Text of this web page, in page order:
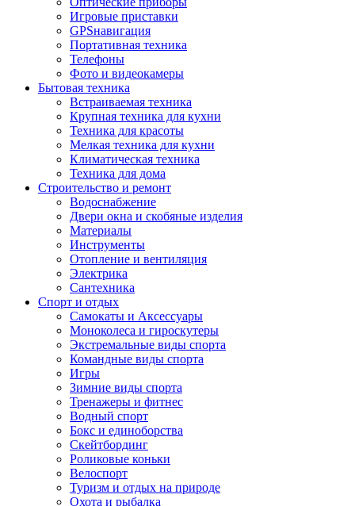
Игровые приставки
GPSнавигация
Портативная техника
Телефоны
Фото и видеокамеры
Бытовая техника
Встраиваемая техника
Крупная техника для кухни
Техника для красоты
Мелкая техника для кухни
Климатическая техника
Техника для дома
Строительство и ремонт
Водоснабжение
Двери окна и скобяные изделия
Материалы
Инструменты
Отопление и вентиляция
Электрика
Сантехника
Спорт и отдых
Самокаты и Аксессуары
Моноколеса и гироскутеры
Экстремальные виды спорта
Командные виды спорта
Игры
Зимние виды спорта
Тренажеры и фитнес
Водный спорт
Бокс и единоборства
Скейтбординг
Роликовые коньки
Велоспорт
Туризм и отдых на природе
Охота и рыбалка